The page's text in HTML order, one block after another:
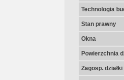
Technologia
Stan prawny
Okna
Powierzchnia
Zagosp. działki